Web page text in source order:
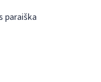
paraiška